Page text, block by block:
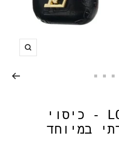
תקריב
LOUIS VUITTON - כיסוי
במיוחד